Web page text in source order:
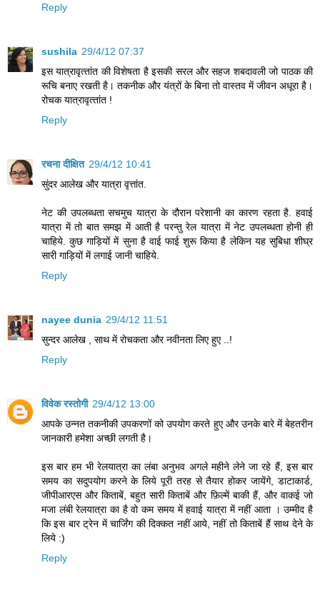
Reply
sushila 29/4/12 07:37
इस यात्रावृत्‍तांत की विशेषता है इसकी सरल और सहज शबदावली जो पाठक की
रूचि बनाए रखती है। तकनीक और यंत्रों के बिना तो वास्तव में जीवन अधूरा है।
रोचक यात्रावृत्‍तांत !
Reply
रचना दीक्षित 29/4/12 10:41
सुंदर आलेख और यात्रा वृत्तांत.
नेट की उपलब्धता सचमुच यात्रा के दौरान परेशानी का कारण रहता है. हवाई
यात्रा में तो बात समझ में आती है परन्तु रेल यात्रा में नेट उपलब्धता होनी ही
चाहिये. कुछ गाड़ियों में सुना है वाई फाई शुरू किया है लेकिन यह सुबिधा शीघ्र
सारी गाड़ियों में लगाई जानी चाहिये.
Reply
nayee dunia 29/4/12 11:51
सुन्दर आलेख , साथ में रोचकता और नवीनता लिए हुए ..!
Reply
विवेक रस्तोगी 29/4/12 13:00
आपके उन्नत तकनीकी उपकरणों को उपयोग करते हुए और उनके बारे में बेहतरीन
जानकारी हमेशा अच्छी लगती है।
इस बार हम भी रेलयात्रा का लंबा अनुभव अगले महीने लेने जा रहे हैं, इस बार
समय का सदुपयोग करने के लिये पूरी तरह से तैयार होकर जायेंगे, डाटाकार्ड,
जीपीआरएस और किताबें, बहुत सारी किताबें और फ़िल्में बाकी हैं, और वाकई जो
मजा लंबी रेलयात्रा का है वो कम समय में हवाई यात्रा में नहीं आता । उम्मीद है
कि इस बार ट्रेन में चार्जिंग की दिक्कत नहीं आये, नहीं तो किताबें हैं साथ देने के
लिये :)
Reply